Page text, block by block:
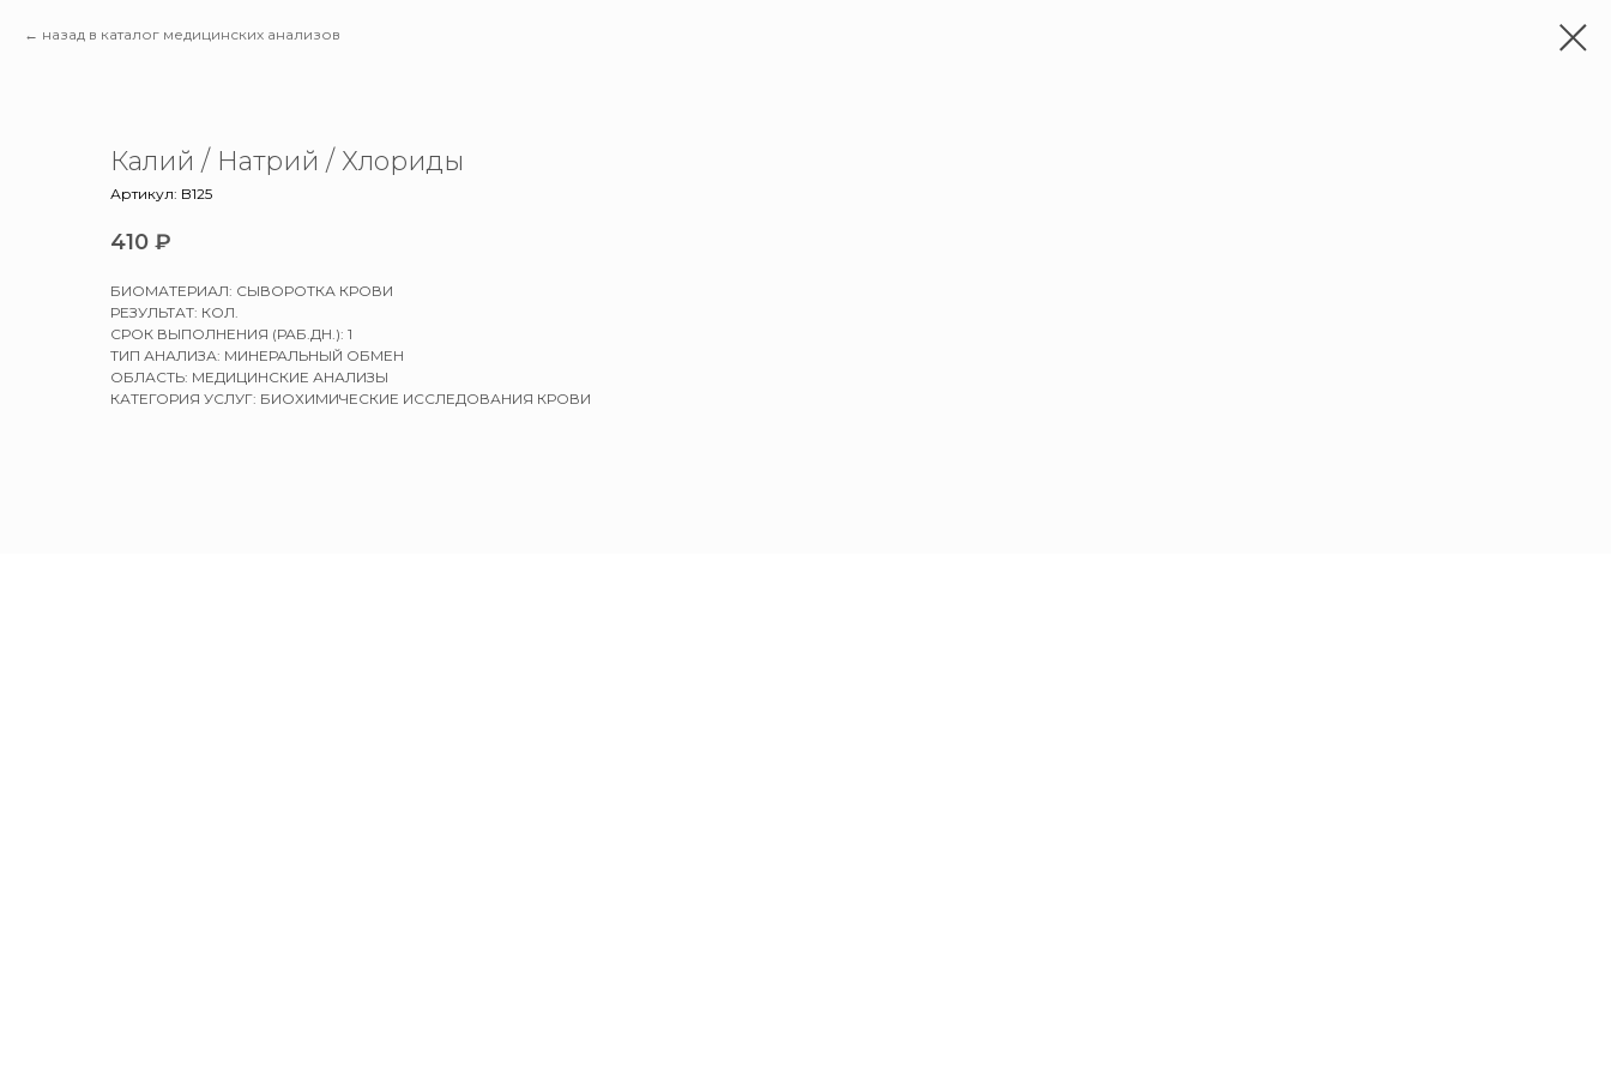
назад в каталог медицинских анализов
Калий / Натрий / Хлориды
Артикул: B125
410 ₽
БИОМАТЕРИАЛ: СЫВОРОТКА КРОВИ
РЕЗУЛЬТАТ: КОЛ.
СРОК ВЫПОЛНЕНИЯ (РАБ.ДН.): 1
ТИП АНАЛИЗА: МИНЕРАЛЬНЫЙ ОБМЕН
ОБЛАСТЬ: МЕДИЦИНСКИЕ АНАЛИЗЫ
КАТЕГОРИЯ УСЛУГ: БИОХИМИЧЕСКИЕ ИССЛЕДОВАНИЯ КРОВИ